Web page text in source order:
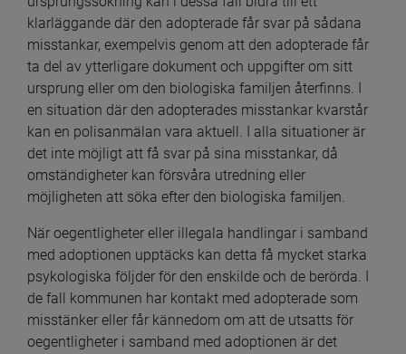
klarläggande där den adopterade får svar på sådana
misstankar, exempelvis genom att den adopterade får
ta del av ytterligare dokument och uppgifter om sitt
ursprung eller om den biologiska familjen återfinns. I
en situation där den adopterades misstankar kvarstår
kan en polisanmälan vara aktuell. I alla situationer är
det inte möjligt att få svar på sina misstankar, då
omständigheter kan försvåra utredning eller
möjligheten att söka efter den biologiska familjen.
När oegentligheter eller illegala handlingar i samband
med adoptionen upptäcks kan detta få mycket starka
psykologiska följder för den enskilde och de berörda. I
de fall kommunen har kontakt med adopterade som
misstänker eller får kännedom om att de utsatts för
oegentligheter i samband med adoptionen är det